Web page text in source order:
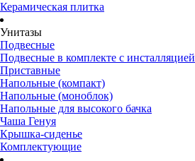
Керамическая плитка
Унитазы
Подвесные
Подвесные в комплекте с инсталляцией
Приставные
Напольные (компакт)
Напольные (моноблок)
Напольные для высокого бачка
Чаша Генуя
Крышка-сиденье
Комплектующие